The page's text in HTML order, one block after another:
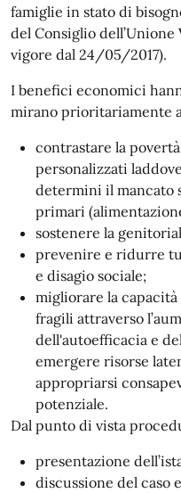
famiglie in stato di
del Consiglio
vigore dal 24/05/2017).
I benefici economici
mirano prioritariamente
contrastare la
personalizzati
determini il mancato
primari
sostenere la
prevenire e ridurre
e disagio sociale;
migliorare la
fragili attraverso
dell'autoefficacia e
emergere risorse
appropriarsi
potenziale.
Dal punto di vista
presentazione
discussione del caso